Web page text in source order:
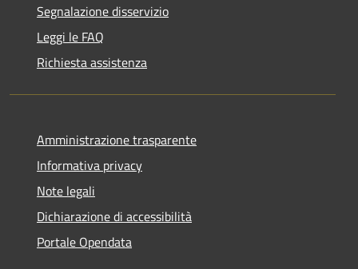
Segnalazione disservizio
Leggi le FAQ
Richiesta assistenza
Amministrazione trasparente
Informativa privacy
Note legali
Dichiarazione di accessibilità
Portale Opendata